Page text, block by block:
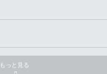
もっと見る